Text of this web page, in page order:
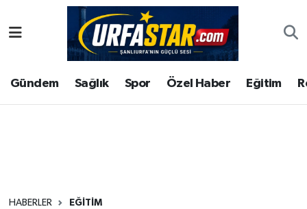
Gündem Sağlık Spor Özel Haber Eğitim
HABERLER EĞITIM
ASAYİS
ÇEVRE
Şanlıurfa Nöbetçi Eczaneler
Şanlıurfa Hava Durumu